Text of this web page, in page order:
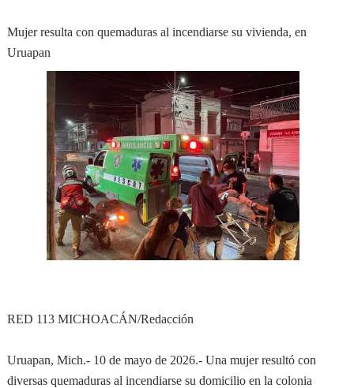
Mujer resulta con quemaduras al incendiarse su vivienda, en
Uruapan
RED 113 MICHOACÁN/Redacción
Uruapan, Mich.- 10 de mayo de 2026.- Una mujer resultó con
diversas quemaduras al incendiarse su domicilio en la colonia